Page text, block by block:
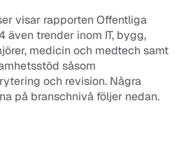
visar rapporten Offentliga
även trender inom IT, bygg,
medicin och medtech samt
såsom
och revision. Några
på branschnivå följer nedan.